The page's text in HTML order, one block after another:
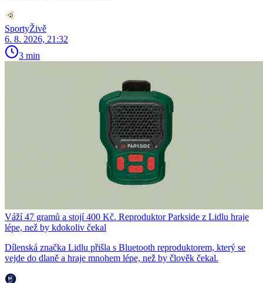
SportyŽivě
6. 8. 2026, 21:32
3 min
Váží 47 gramů a stojí 400 Kč. Reproduktor Parkside z Lidlu hraje
lépe, než by kdokoliv čekal
Dílenská značka Lidlu přišla s Bluetooth reproduktorem, který se
vejde do dlaně a hraje mnohem lépe, než by člověk čekal.